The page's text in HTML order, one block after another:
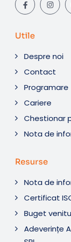
Utile
Despre noi
Contact
Programare
Cariere
Chestionar
Nota de
Resurse
Nota de
Certificat
Buget
Adeverințe